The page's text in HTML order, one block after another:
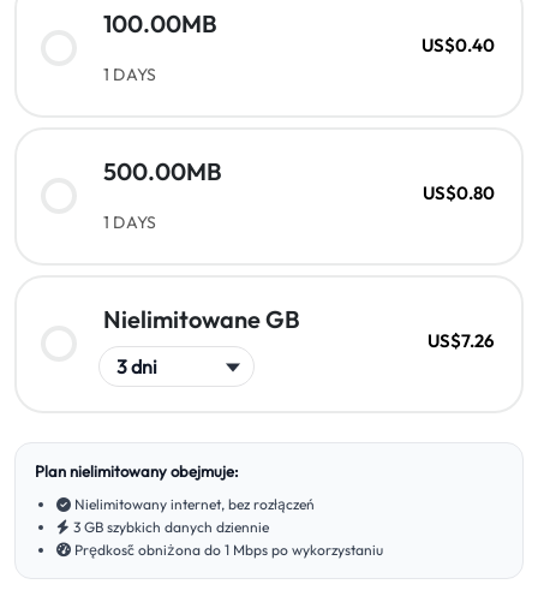
100.00MB
1 DAYS
US$0.40
500.00MB
1 DAYS
US$0.80
Nielimitowane GB
US$7.26
Plan nielimitowany obejmuje:
Nielimitowany internet, bez rozłączeń
3 GB szybkich danych dziennie
Prędkość obniżona do 1 Mbps po wykorzystaniu